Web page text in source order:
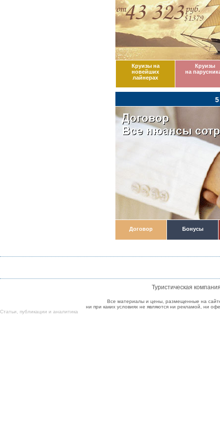
Круизы на
новейших
лайнерах
Круизы
на
Договор Бонусы
Туристическая
Все материалы и цены, размещенные на
ни при каких условиях не являются ни рекламой, ни
Cтатьи
публикации и аналитика